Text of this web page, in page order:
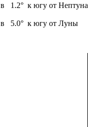
в 1.2° к югу от Нептуна
в 5.0° к югу от Луны